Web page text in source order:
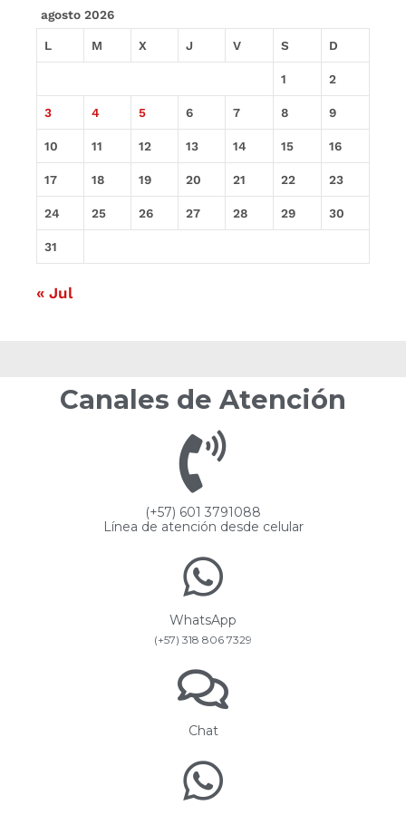
agosto 2026
L M X J V S D
1 2
3 4 5 6 7 8 9
10 11 12 13 14 15 16
17 18 19 20 21 22 23
24 25 26 27 28 29 30
31
« Jul
Canales de Atención
(+57) 601 3791088
Línea de atención desde celular
WhatsApp
(+57) 318 806 7329
Chat